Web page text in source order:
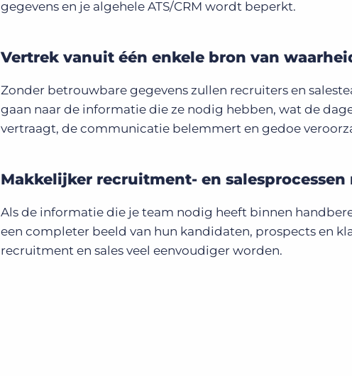
gegevens en je algehele ATS/CRM wordt beperkt.
Vertrek vanuit één enkele bron van
Zonder betrouwbare gegevens zullen recruiters en
gaan naar de informatie die ze nodig hebben, wat de
vertraagt, de communicatie belemmert en gedoe
Makkelijker recruitment- en
Als de informatie die je team nodig heeft binnen
een completer beeld van hun kandidaten, prospects en
recruitment en sales veel eenvoudiger worden.